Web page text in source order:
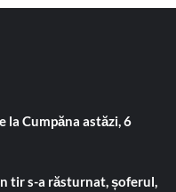
la Cumpăna astăzi, 6
tir s-a răsturnat, șoferul,